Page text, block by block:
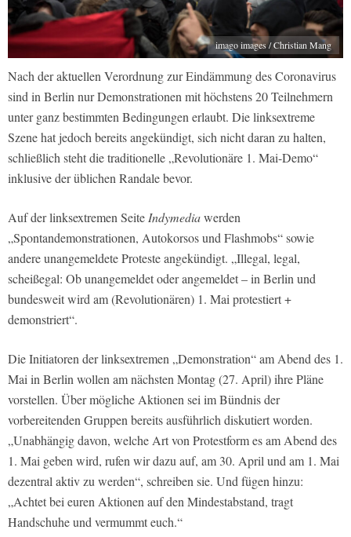
imago images / Christian Mang
Nach der aktuellen Verordnung zur Eindämmung des Coronavirus
sind in Berlin nur Demonstrationen mit höchstens 20 Teilnehmern
unter ganz bestimmten Bedingungen erlaubt. Die linksextreme
Szene hat jedoch bereits angekündigt, sich nicht daran zu halten,
schließlich steht die traditionelle „Revolutionäre 1. Mai-Demo“
inklusive der üblichen Randale bevor.
Auf der linksextremen SeiteIndymediawerden
„Spontandemonstrationen, Autokorsos und Flashmobs“ sowie
andere unangemeldete Proteste angekündigt. „Illegal, legal,
scheißegal: Ob unangemeldet oder angemeldet – in Berlin und
bundesweit wird am (Revolutionären) 1. Mai protestiert +
demonstriert“.
Die Initiatoren der linksextremen „Demonstration“ am Abend des 1.
Mai in Berlin wollen am nächsten Montag (27. April) ihre Pläne
vorstellen. Über mögliche Aktionen sei im Bündnis der
vorbereitenden Gruppen bereits ausführlich diskutiert worden.
„Unabhängig davon, welche Art von Protestform es am Abend des
1. Mai geben wird, rufen wir dazu auf, am 30. April und am 1. Mai
dezentral aktiv zu werden“, schreiben sie. Und fügen hinzu:
„Achtet bei euren Aktionen auf den Mindestabstand, tragt
Handschuhe und vermummt euch.“